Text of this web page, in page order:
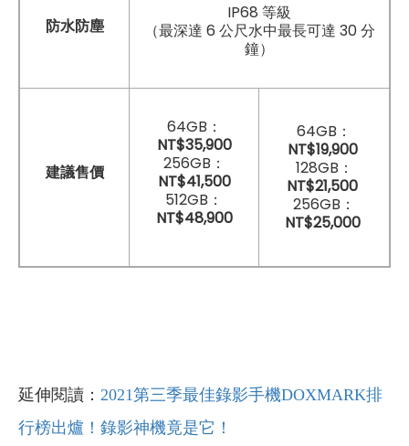
防水防塵
IP68 等級
（最深達 6 公尺水中最長可達 30 分
鐘）
建議售價
64GB：
NT$35,900
256GB：
NT$41,500
512GB：
NT$48,900
64GB：
NT$19,900
128GB：
NT$21,500
256GB：
NT$25,000
延伸閱讀： 2021第三季最佳錄影手機DOXMARK排
行榜出爐！錄影神機竟是它！